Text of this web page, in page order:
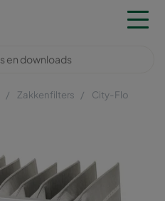
Zakkenfilters
City-Flo